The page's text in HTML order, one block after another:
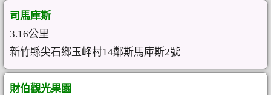
司馬庫斯
3.16公里
新竹縣尖石鄉玉峰村14鄰斯馬庫斯2號
財伯觀光果園